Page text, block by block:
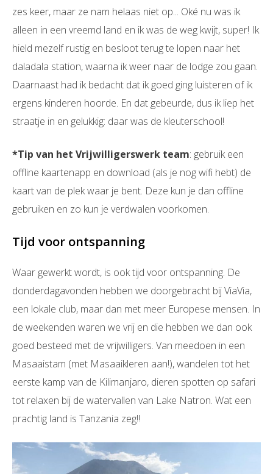
zes keer, maar ze nam helaas niet op... Oké nu was ik
alleen in een vreemd land en ik was de weg kwijt, super! Ik
hield mezelf rustig en besloot terug te lopen naar het
daladala station, waarna ik weer naar de lodge zou gaan.
Daarnaast had ik bedacht dat ik goed ging luisteren of ik
ergens kinderen hoorde. En dat gebeurde, dus ik liep het
straatje in en gelukkig: daar was de kleuterschool!
*Tip van het Vrijwilligerswerk team: gebruik een
offline kaartenapp en download (als je nog wifi hebt) de
kaart van de plek waar je bent. Deze kun je dan offline
gebruiken en zo kun je verdwalen voorkomen.
Tijd voor ontspanning
Waar gewerkt wordt, is ook tijd voor ontspanning. De
donderdagavonden hebben we doorgebracht bij ViaVia,
een lokale club, maar dan met meer Europese mensen. In
de weekenden waren we vrij en die hebben we dan ook
goed besteed met de vrijwilligers. Van meedoen in een
Masaaistam (met Masaaikleren aan!), wandelen tot het
eerste kamp van de Kilimanjaro, dieren spotten op safari
tot relaxen bij de watervallen van Lake Natron. Wat een
prachtig land is Tanzania zeg!!